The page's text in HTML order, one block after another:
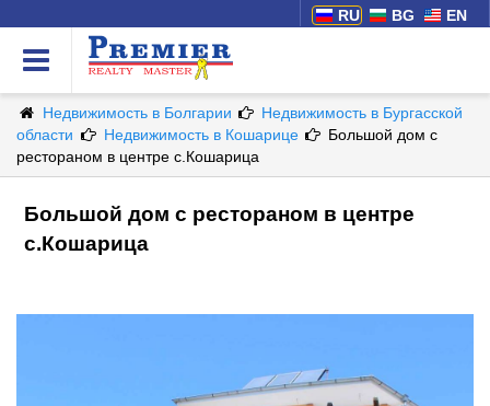
RU BG EN
Недвижимость в Болгарии
Недвижимость в Бургасской
области
Недвижимость в Кошарице
Большой дом с
рестораном в центре с.Кошарица
Большой дом с рестораном в центре
с.Кошарица